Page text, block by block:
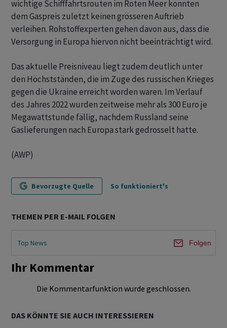
wichtige Schifffahrtsrouten im Roten Meer konnten
dem Gaspreis zuletzt keinen grösseren Auftrieb
verleihen. Rohstoffexperten gehen davon aus, dass die
Versorgung in Europa hiervon nicht beeinträchtigt wird.
Das aktuelle Preisniveau liegt zudem deutlich unter
den Höchstständen, die im Zuge des russischen Krieges
gegen die Ukraine erreicht worden waren. Im Verlauf
des Jahres 2022 wurden zeitweise mehr als 300 Euro je
Megawattstunde fällig, nachdem Russland seine
Gaslieferungen nach Europa stark gedrosselt hatte.
(AWP)
Bevorzugte Quelle So funktioniert's
THEMEN PER E-MAIL FOLGEN
Top News Folgen
Ihr Kommentar
Die Kommentarfunktion wurde geschlossen.
DAS KÖNNTE SIE AUCH INTERESSIEREN